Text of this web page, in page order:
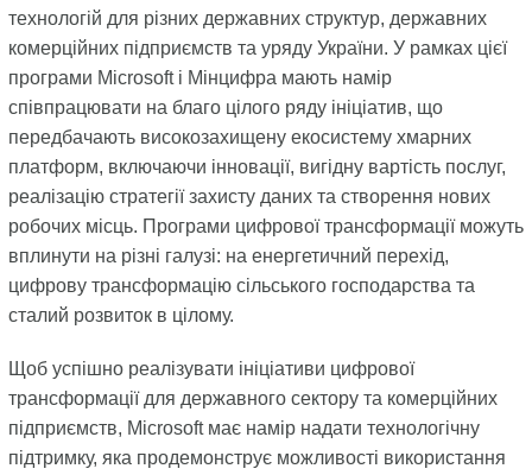
технологій для різних державних структур, державних
комерційних підприємств та уряду України. У рамках цієї
програми Microsoft і Мінцифра мають намір
співпрацювати на благо цілого ряду ініціатив, що
передбачають високозахищену екосистему хмарних
платформ, включаючи інновації, вигідну вартість послуг,
реалізацію стратегії захисту даних та створення нових
робочих місць. Програми цифрової трансформації можуть
вплинути на різні галузі: на енергетичний перехід,
цифрову трансформацію сільського господарства та
сталий розвиток в цілому.
Щоб успішно реалізувати ініціативи цифрової
трансформації для державного сектору та комерційних
підприємств, Microsoft має намір надати технологічну
підтримку, яка продемонструє можливості використання